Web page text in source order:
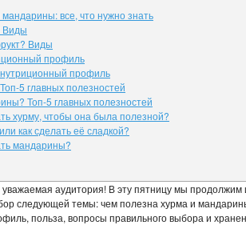
все, что нужно знать
Виды
Виды
профиль
профиль
5 главных полезностей
Топ-5 главных полезностей
хурму, чтобы она была полезной?
как сделать её сладкой?
мандарины?
аудитория! В эту пятницу мы
следующей темы: чем полезна хурма и
польза, вопросы правильного выбора и